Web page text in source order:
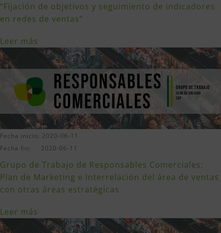
“Fijación de objetivos y seguimiento de indicadores
en redes de ventas”
Leer más
Fecha inicio: 2020-06-11
Fecha fin: 2020-06-11
Grupo de Trabajo de Responsables Comerciales:
Plan de Marketing e Interrelación del área de ventas
con otras áreas estratégicas
Leer más